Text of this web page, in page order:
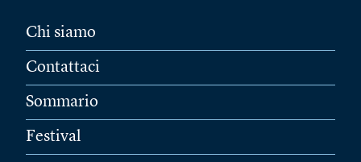
Chi siamo
Contattaci
Sommario
Festival